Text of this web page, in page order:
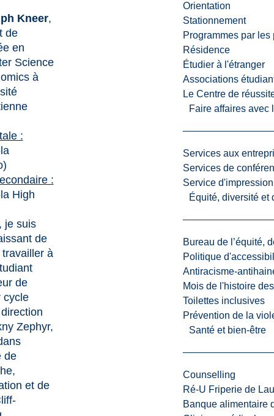
Orientation
Stationnement
Programmes par les
Résidence
Étudier à l'étranger
Associations
Le Centre de
Faire affaires avec
Services aux
Services de
Service d'impression
Équité, diversité et
Bureau de l’équité,
Politique
Antiracisme-
Mois de l'histoire
Toilettes inclusives
Prévention de la
Santé et bien-être
Counselling
Ré-U Friperie de
Banque alimentaire
Kneer,
de
en
Science
à
:
:
High
je suis
de
à
de
cycle
Zephyr,
de
et de